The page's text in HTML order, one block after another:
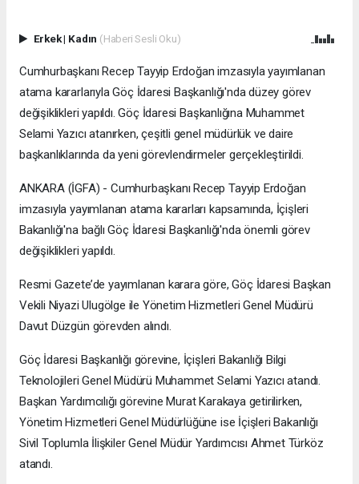
Erkek| Kadın (Haberi Sesli Oku)
Cumhurbaşkanı Recep Tayyip Erdoğan imzasıyla yayımlanan
atama kararlarıyla Göç İdaresi Başkanlığı'nda düzey görev
değişiklikleri yapıldı. Göç İdaresi Başkanlığına Muhammet
Selami Yazıcı atanırken, çeşitli genel müdürlük ve daire
başkanlıklarında da yeni görevlendirmeler gerçekleştirildi.
ANKARA (İGFA) - Cumhurbaşkanı Recep Tayyip Erdoğan
imzasıyla yayımlanan atama kararları kapsamında, İçişleri
Bakanlığı'na bağlı Göç İdaresi Başkanlığı'nda önemli görev
değişiklikleri yapıldı.
Resmi Gazete’de yayımlanan karara göre, Göç İdaresi Başkan
Vekili Niyazi Ulugölge ile Yönetim Hizmetleri Genel Müdürü
Davut Düzgün görevden alındı.
Göç İdaresi Başkanlığı görevine, İçişleri Bakanlığı Bilgi
Teknolojileri Genel Müdürü Muhammet Selami Yazıcı atandı.
Başkan Yardımcılığı görevine Murat Karakaya getirilirken,
Yönetim Hizmetleri Genel Müdürlüğüne ise İçişleri Bakanlığı
Sivil Toplumla İlişkiler Genel Müdür Yardımcısı Ahmet Türköz
atandı.